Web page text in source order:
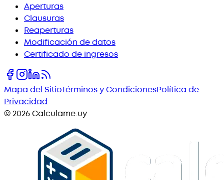
Aperturas
Clausuras
Reaperturas
Modificación de datos
Certificado de ingresos
Mapa del SitioTérminos y CondicionesPolítica de
Privacidad
©2026Calculame.uy